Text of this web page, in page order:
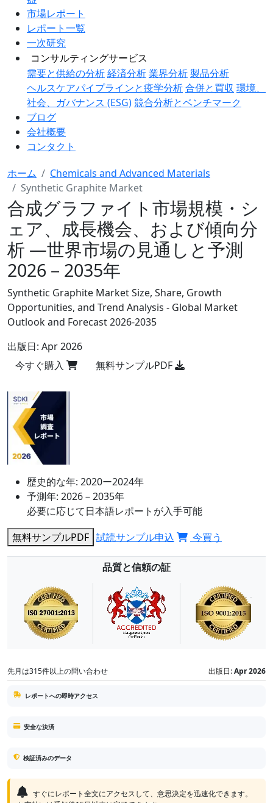
市場レポート
レポート一覧
一次研究
コンサルティングサービス
需要と供給の分析経済分析業界分析製品分析
ヘルスケアパイプラインと疫学分析合併と買収 環境、
社会、ガバナンス (ESG)競合分析とベンチマーク
ブログ
会社概要
コンタクト
ホーム
Chemicals and Advanced Materials
Synthetic Graphite Market
合成グラファイト市場規模・シ
ェア、成長機会、および傾向分
析 ―世界市場の見通しと予測
2026－2035年
Synthetic Graphite Market Size, Share, Growth
Opportunities, and Trend Analysis - Global Market
Outlook and Forecast 2026-2035
出版日: Apr 2026
今すぐ購入
無料サンプルPDF
歴史的な年: 2020ー2024年
予測年: 2026－2035年
必要に応じて日本語レポートが入手可能
無料サンプルPDF 試読サンプル申込 今買う
品質と信頼の証
先月は315件以上の問い合わせ 出版日:Apr 2026
レポートへの即時アクセス
安全な決済
検証済みのデータ
すぐにレポート全文にアクセスして、意思決定を迅速化できます。